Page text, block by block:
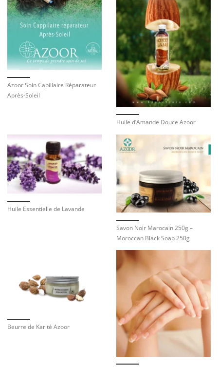
Azoor Soin Capillaire Réparateur
Après-Soleil
Huile d’Amande Douce Azoor
Huile Essentielle de Lavande
Savon Noir Marocain 250g –
Moroccan Black Soap 250g
Beurre de Karité Azoor